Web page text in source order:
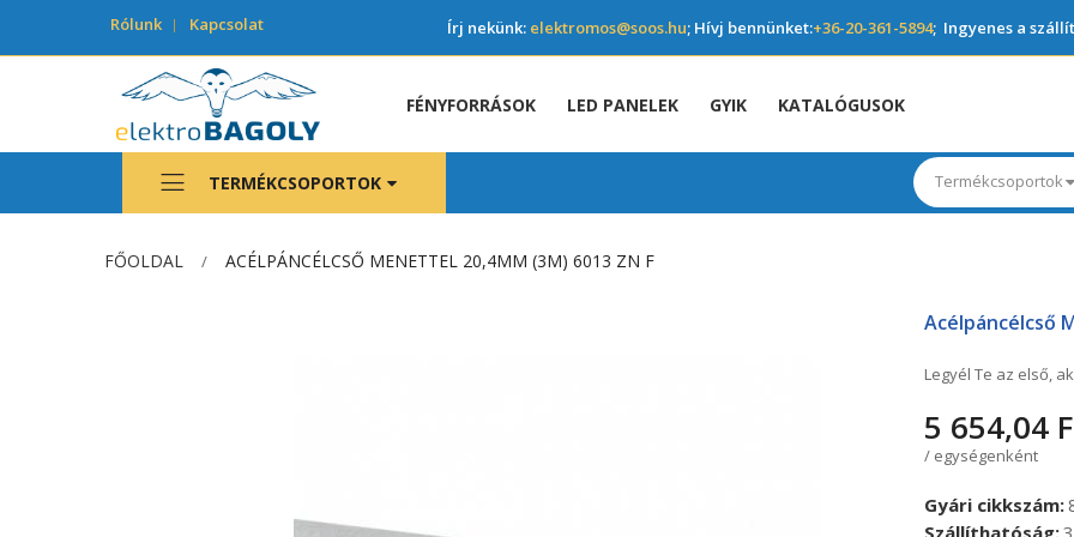
Rólunk Kapcsolat Írj nekünk: elektromos@soos.hu; Hívj bennünket:+36-20-361-5894; Ingyenes a
FÉNYFORRÁSOK LED PANELEK GYIK KATALÓGUSOK
TERMÉKCSOPORTOK Termékcsoportok
FŐOLDAL ACÉLPÁNCÉLCSŐ MENETTEL 20,4MM (3M) 6013 ZN F
Acélpáncélcső
Legyél Te az első,
5 654,04
/ egységenként
Gyári cikkszám
Szállíthatóság